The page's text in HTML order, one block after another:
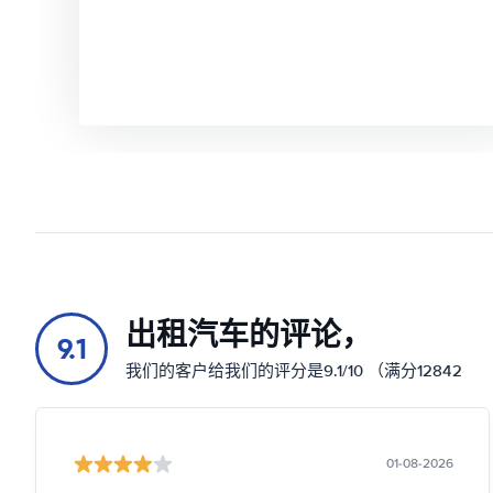
9.1 出租汽车的评论，
我们的客户给我们的评分是9.1/10 （满分12842
01-08-2026